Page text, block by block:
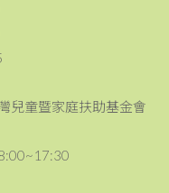
兒童暨家庭扶助基金會